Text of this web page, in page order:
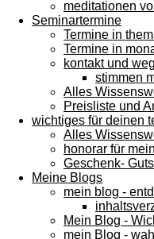
meditationen
Seminartermine
Termine in
Termine in
kontakt und
stimmen
Alles
Preisliste und
wichtiges für deinen
Alles
honorar für
Geschenk-
Meine Blogs
mein blog -
Mein Blog -
mein Blog -